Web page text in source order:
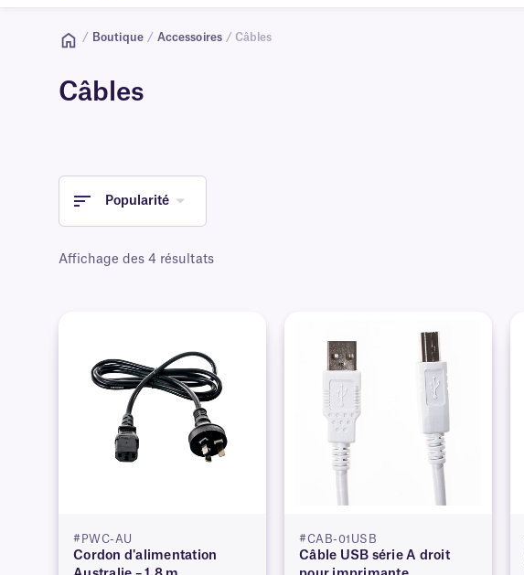
/ Boutique / Accessoires / Câbles
Câbles
Popularité
Affichage des 4 résultats
#PWC-AU
Cordon d'alimentation
#CAB-01USB
Câble USB série A droit